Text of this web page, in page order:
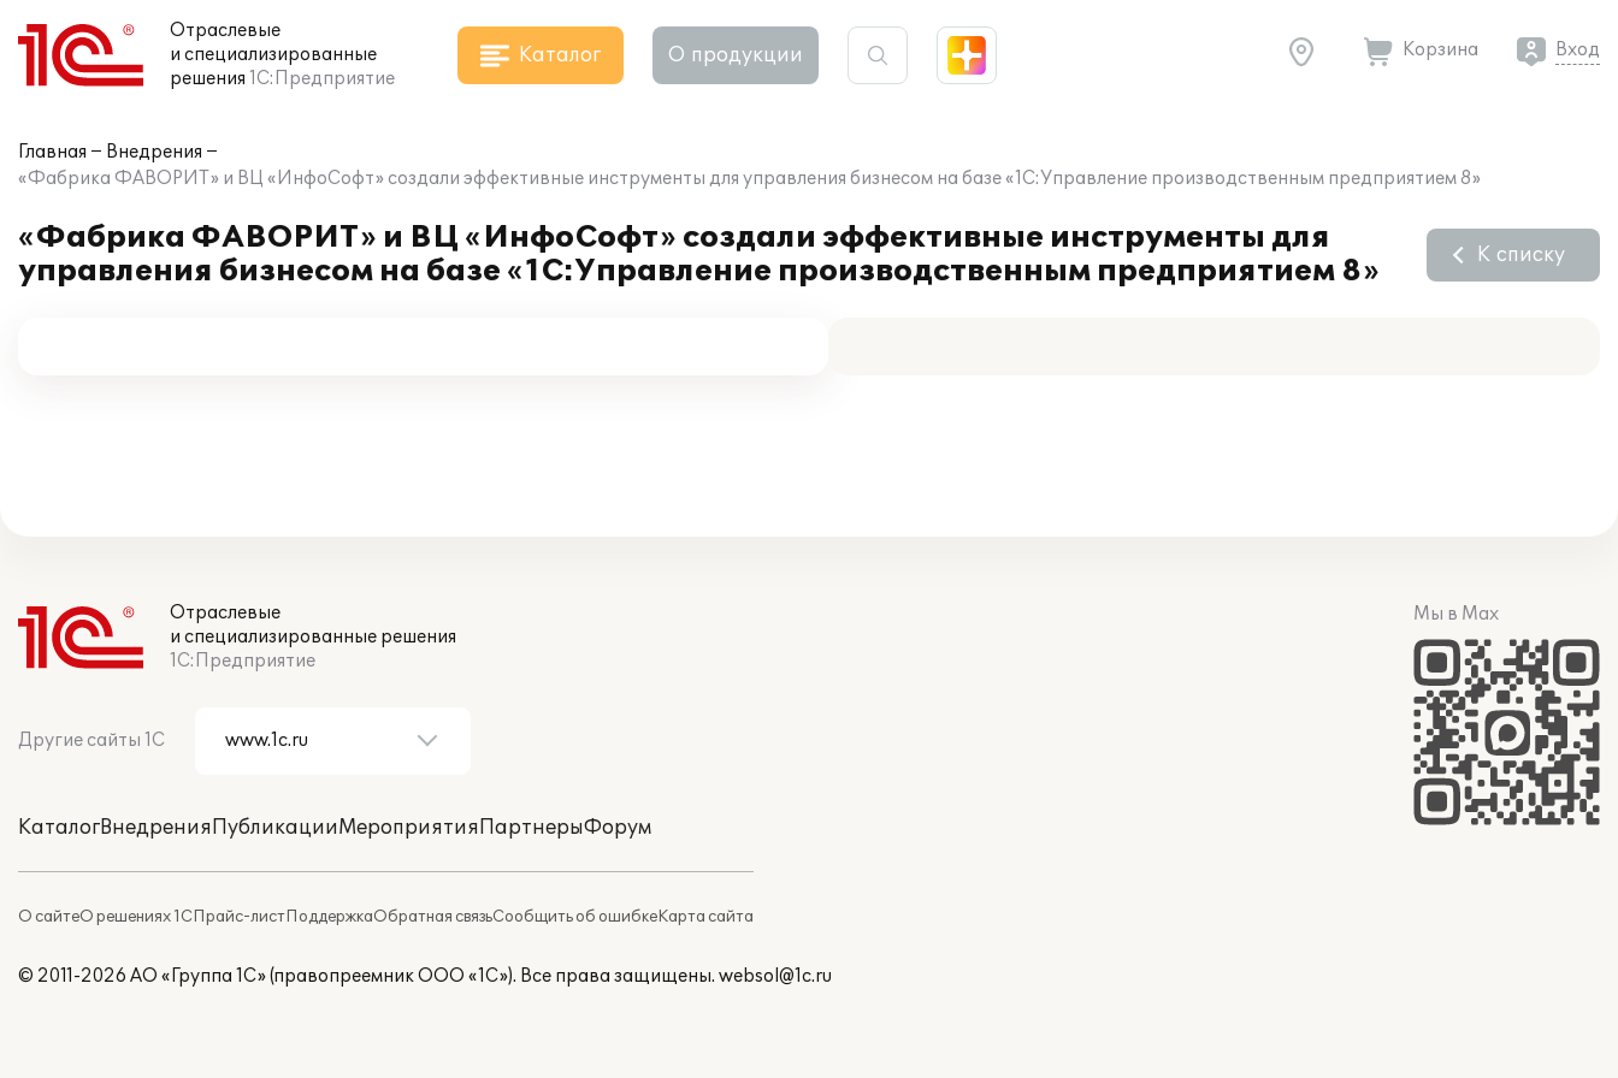
Отраслевые
и специализированные
решения 1С:Предприятие
Каталог О продукции Корзина Вход
Главная
Внедрения
«Фабрика ФАВОРИТ» и ВЦ «ИнфоСофт» создали эффективные инструменты для управления бизнесом на базе «1С:Управление производственным предприятием 8»
«Фабрика ФАВОРИТ» и ВЦ «ИнфоСофт» создали эффективные инструменты для
управления бизнесом на базе «1С:Управление производственным предприятием 8»
К списку
Отраслевые
и специализированные решения
1С:Предприятие
Другие сайты 1С
КаталогВнедренияПубликацииМероприятияПартнерыФорум
О сайтеО решениях 1СПрайс-листПоддержкаОбратная связьСообщить об ошибкеКарта сайта
Мы в Max
© 2011-2026 АО «Группа 1С» (правопреемник ООО «1С»). Все права защищены. websol@1c.ru